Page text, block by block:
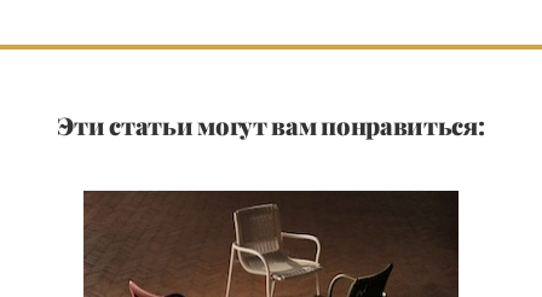
Эти статьи могут вам понравиться: